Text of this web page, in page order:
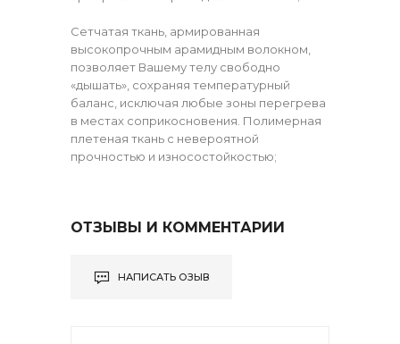
Сетчатая ткань, армированная
высокопрочным арамидным волокном,
позволяет Вашему телу свободно
«дышать», сохраняя температурный
баланс, исключая любые зоны перегрева
в местах соприкосновения. Полимерная
плетеная ткань с невероятной
прочностью и износостойкостью;
ОТЗЫВЫ И КОММЕНТАРИИ
НАПИСАТЬ ОЗЫВ